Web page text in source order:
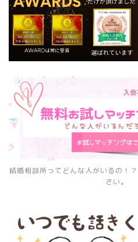
結婚相談所ってどんな人がいるの！
さい。